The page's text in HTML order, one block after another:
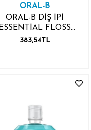
ORAL-B
ORAL-B DİŞ İPİ
ESSENTİAL FLOSS
MINT 50 M
383,54TL